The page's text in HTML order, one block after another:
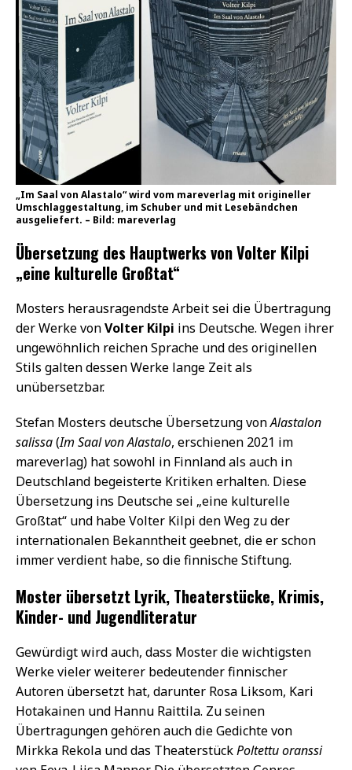
„Im Saal von Alastalo“ wird vom mareverlag mit origineller
Umschlaggestaltung, im Schuber und mit Lesebändchen
ausgeliefert. – Bild: mareverlag
Übersetzung des Hauptwerks von Volter Kilpi
„eine kulturelle Großtat“
Mosters herausragendste Arbeit sei die Übertragung
der Werke vonVolter Kilpi ins Deutsche. Wegen ihrer
ungewöhnlich reichen Sprache und des originellen
Stils galten dessen Werke lange Zeit als
unübersetzbar.
Stefan Mosters deutsche Übersetzung vonAlastalon
salissa(Im Saal von Alastalo, erschienen 2021 im
mareverlag) hat sowohl in Finnland als auch in
Deutschland begeisterte Kritiken erhalten. Diese
Übersetzung ins Deutsche sei „eine kulturelle
Großtat“ und habe Volter Kilpi den Weg zu der
internationalen Bekanntheit geebnet, die er schon
immer verdient habe, so die finnische Stiftung.
Moster übersetzt Lyrik, Theaterstücke, Krimis,
Kinder- und Jugendliteratur
Gewürdigt wird auch, dass Moster die wichtigsten
Werke vieler weiterer bedeutender finnischer
Autoren übersetzt hat, darunter Rosa Liksom, Kari
Hotakainen und Hannu Raittila. Zu seinen
Übertragungen gehören auch die Gedichte von
Mirkka Rekola und das TheaterstückPoltettu oranssi